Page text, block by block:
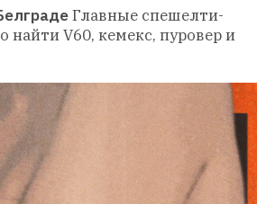
Главные спешелти-
найти V60, кемекс, пуровер и